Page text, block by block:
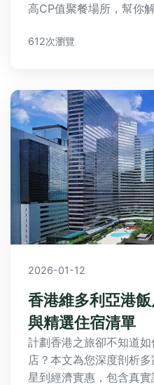
高CP值聚餐場所，幫你
612次瀏覽
2026-01-12
香港維多利亞港
與精選住宿清單
計劃香港之旅卻不知道
店？本文為您深度剖析
星到經濟實惠，包含真